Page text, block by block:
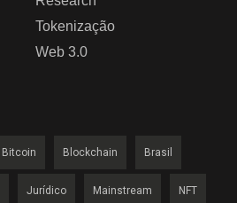
Tokenização
Web 3.0
Bitcoin Blockchain Brasil
Jurídico Mainstream NFT